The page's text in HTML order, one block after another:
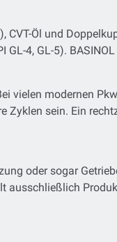
Öl und
4, GL-5).
vielen modernen
sein. Ein
oder sogar
ausschließlich